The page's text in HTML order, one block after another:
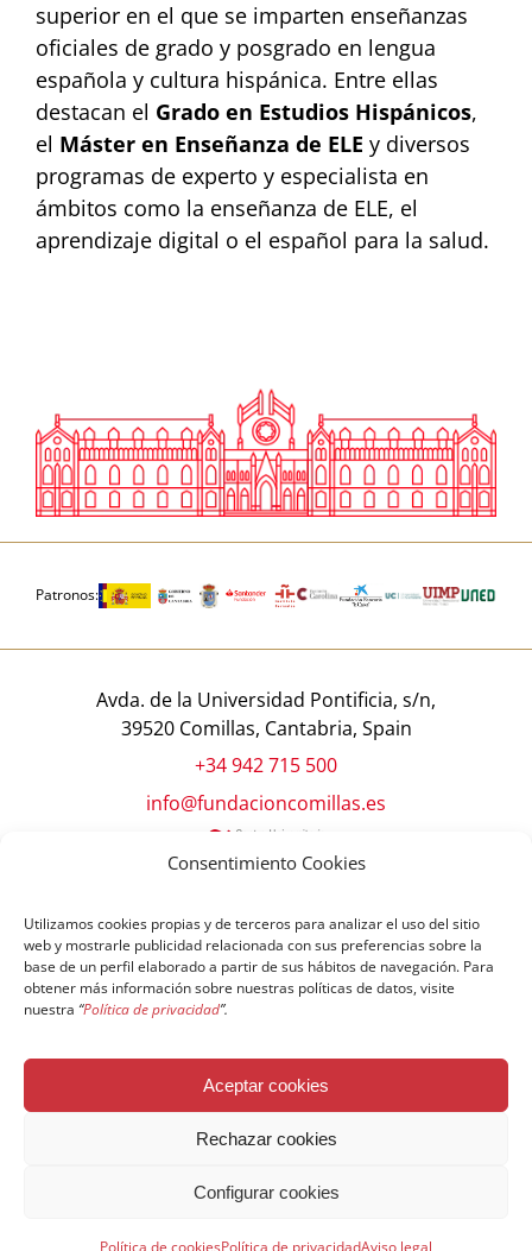
Consentimiento Cookies
Utilizamos cookies propias y de terceros para analizar el uso del sitio
web y mostrarle publicidad relacionada con sus preferencias sobre la
base de un perfil elaborado a partir de sus hábitos de navegación. Para
obtener más información sobre nuestras políticas de datos, visite
nuestra “Política de privacidad”.
Aceptar cookies
Rechazar cookies
Configurar cookies
Política de cookiesPolítica de privacidadAviso legal
superior en el que se imparten enseñanzas
oficiales de grado y posgrado en lengua
española y cultura hispánica. Entre ellas
destacan el Grado en Estudios Hispánicos,
el Máster en Enseñanza de ELE y diversos
programas de experto y especialista en
ámbitos como la enseñanza de ELE, el
aprendizaje digital o el español para la salud.
Patronos:
Avda. de la Universidad Pontificia, s/n,
39520 Comillas, Cantabria, Spain
+34 942 715 500
info@fundacioncomillas.es
© Copyright Fundación Comillas
Política de cookies
Política de privacidad
Aviso legal